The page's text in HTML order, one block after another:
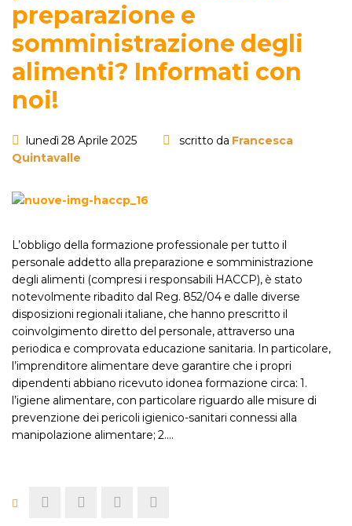
preparazione e
somministrazione degli
alimenti? Informati con
noi!
lunedì 28 Aprile 2025 scritto da Francesca
Quintavalle
L’obbligo della formazione professionale per tutto il
personale addetto alla preparazione e somministrazione
degli alimenti (compresi i responsabili HACCP), è stato
notevolmente ribadito dal Reg. 852/04 e dalle diverse
disposizioni regionali italiane, che hanno prescritto il
coinvolgimento diretto del personale, attraverso una
periodica e comprovata educazione sanitaria. In particolare,
l’imprenditore alimentare deve garantire che i propri
dipendenti abbiano ricevuto idonea formazione circa: 1.
l’igiene alimentare, con particolare riguardo alle misure di
prevenzione dei pericoli igienico-sanitari connessi alla
manipolazione alimentare; 2.…